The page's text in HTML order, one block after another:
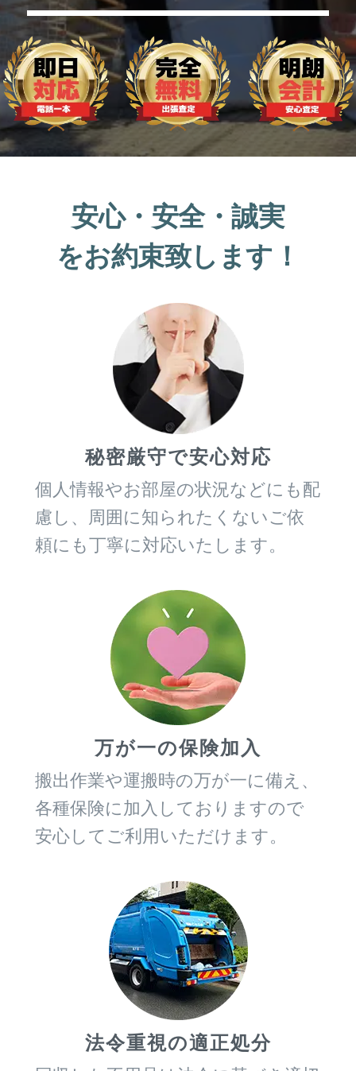
安心・安全・誠実
をお約束致します！
秘密厳守で安心対応
個人情報やお部屋の状況などにも配
慮し、周囲に知られたくないご依
頼にも丁寧に対応いたします。
万が一の保険加入
搬出作業や運搬時の万が一に備え、
各種保険に加入しておりますので
安心してご利用いただけます。
法令重視の適正処分